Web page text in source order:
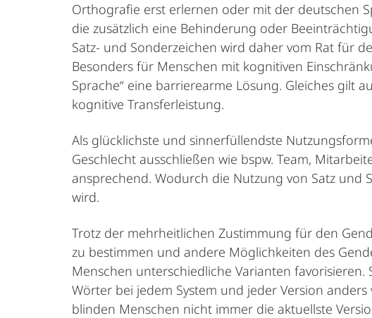
Orthografie erst erlernen oder mit der deutschen
die zusätzlich eine Behinderung oder
Satz-­ und Sonderzeichen wird daher vom Rat für
Besonders für Menschen mit kognitiven
Sprache“ eine barrierearme Lösung. Gleiches gilt
kognitive Transferleistung.
Als glücklichste und sinnerfüllendste
Geschlecht ausschließen wie bspw. Team,
ansprechend. Wodurch die Nutzung von Satz­
wird.
Trotz der mehrheitlichen Zustimmung für den
zu bestimmen und andere Möglichkeiten des
Menschen unterschiedliche Varianten
Wörter bei jedem System und jeder Version
blinden Menschen nicht immer die aktuellste